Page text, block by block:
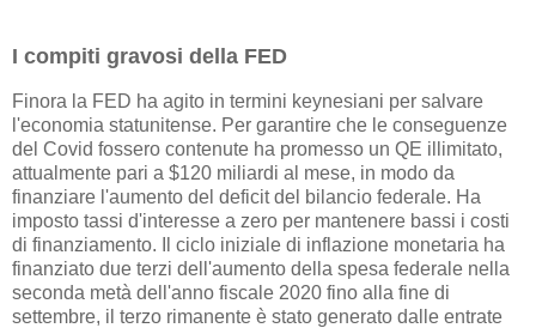
I compiti gravosi della FED
Finora la FED ha agito in termini keynesiani per salvare
l'economia statunitense. Per garantire che le conseguenze
del Covid fossero contenute ha promesso un QE illimitato,
attualmente pari a $120 miliardi al mese, in modo da
finanziare l'aumento del deficit del bilancio federale. Ha
imposto tassi d'interesse a zero per mantenere bassi i costi
di finanziamento. Il ciclo iniziale di inflazione monetaria ha
finanziato due terzi dell'aumento della spesa federale nella
seconda metà dell'anno fiscale 2020 fino alla fine di
settembre, il terzo rimanente è stato generato dalle entrate